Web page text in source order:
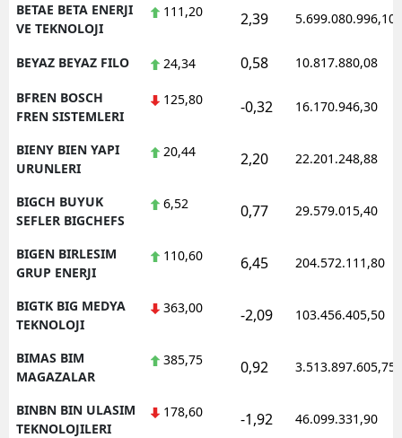
BETAE BETA ENERJI
VE TEKNOLOJI
111,20 2,39 5.699.080.996,10
BEYAZ BEYAZ FILO 24,34 0,58 10.817.880,08
BFREN BOSCH
FREN SISTEMLERI
125,80 -0,32 16.170.946,30
BIENY BIEN YAPI
URUNLERI
20,44 2,20 22.201.248,88
BIGCH BUYUK
SEFLER BIGCHEFS
6,52 0,77 29.579.015,40
BIGEN BIRLESIM
GRUP ENERJI
110,60 6,45 204.572.111,80
BIGTK BIG MEDYA
TEKNOLOJI
363,00 -2,09 103.456.405,50
BIMAS BIM
MAGAZALAR
385,75 0,92 3.513.897.605,75
BINBN BIN ULASIM
TEKNOLOJILERI
178,60 -1,92 46.099.331,90